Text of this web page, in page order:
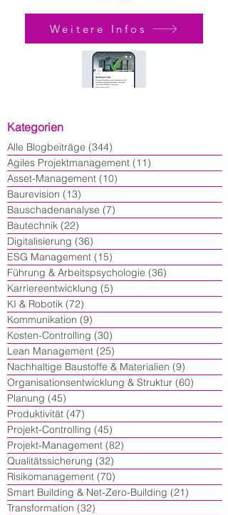
Weitere Infos
Kategorien
Alle Blogbeiträge (344)
Agiles Projektmanagement (11)
Asset-Management (10)
Baurevision (13)
Bauschadenanalyse (7)
Bautechnik (22)
Digitalisierung (36)
ESG Management (15)
Führung & Arbeitspsychologie (36)
Karriereentwicklung (5)
KI & Robotik (72)
Kommunikation (9)
Kosten-Controlling (30)
Lean Management (25)
Nachhaltige Baustoffe & Materialien (9)
Organisationsentwicklung & Struktur (60)
Planung (45)
Produktivität (47)
Projekt-Controlling (45)
Projekt-Management (82)
Qualitätssicherung (32)
Risikomanagement (70)
Smart Building & Net-Zero-Building (21)
Transformation (32)